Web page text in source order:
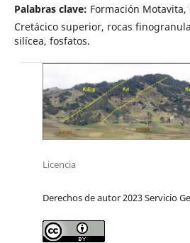
Palabras clave: Formación
Cretácico superior, rocas
silícea, fosfatos.
Licencia
Derechos de autor 2023 Servicio